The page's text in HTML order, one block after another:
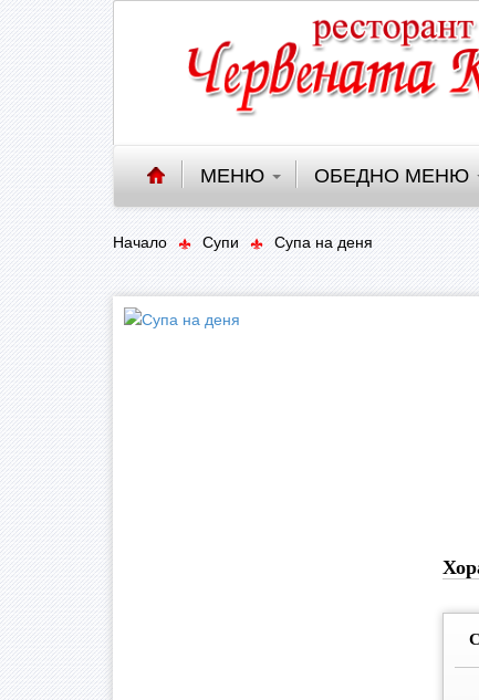
МЕНЮ ОБЕДНО МЕНЮ
Начало Супи Супа на деня